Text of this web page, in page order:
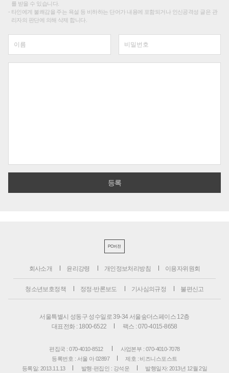
를 받을 수 있습니다.
타인에게 불쾌감을 주는 욕설 등 비하하는 단어가 내용에 포함되거나 인신공격성 글은 관
리자의 판단에 의해 삭제 합니다.
PC버전
회사소개 윤리강령 개인정보처리방침 이용자위원회
청소년보호정책 정정·반론보도 기사심의규정 불편신고
서울특별시 성동구 성수일로 39-34 서울숲더스페이스 12층
대표전화 : 1800-6522
팩스 : 070-4015-8658
편집국 : 070-4010-8512
사업본부 : 070-4010-7078
등록번호 : 서울 아 02897
제호 : 비즈니스포스트
등록일: 2013.11.13
발행·편집인 : 강석운 발행일자: 2013년 12월 2일